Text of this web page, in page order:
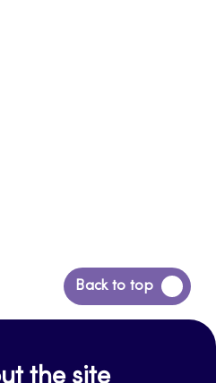
Back to top
Siirry
takaisin